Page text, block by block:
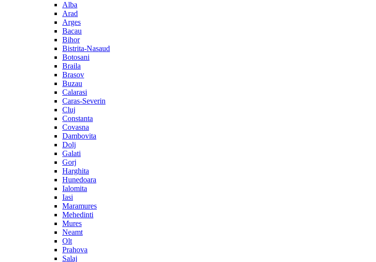
Alba
Arad
Arges
Bacau
Bihor
Bistrita-Nasaud
Botosani
Braila
Brasov
Buzau
Calarasi
Caras-Severin
Cluj
Constanta
Covasna
Dambovita
Dolj
Galati
Gorj
Harghita
Hunedoara
Ialomita
Iasi
Maramures
Mehedinti
Mures
Neamt
Olt
Prahova
Salaj